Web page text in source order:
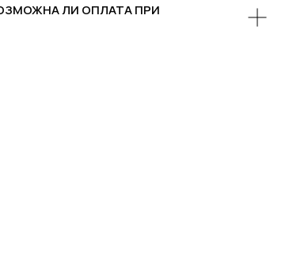
ЛИ ОПЛАТА ПРИ